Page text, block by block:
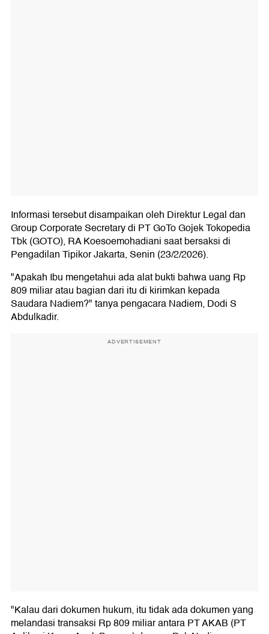
Informasi tersebut disampaikan oleh Direktur Legal dan
Group Corporate Secretary di PT GoTo Gojek Tokopedia
Tbk (GOTO), RA Koesoemohadiani saat bersaksi di
Pengadilan Tipikor Jakarta, Senin (23/2/2026).
"Apakah Ibu mengetahui ada alat bukti bahwa uang Rp
809 miliar atau bagian dari itu di kirimkan kepada
Saudara Nadiem?" tanya pengacara Nadiem, Dodi S
Abdulkadir.
ADVERTISEMENT
"Kalau dari dokumen hukum, itu tidak ada dokumen yang
melandasi transaksi Rp 809 miliar antara PT AKAB (PT